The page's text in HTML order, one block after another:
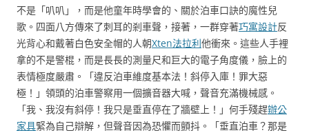
不是「叭叭」，而是他童年時學會的、關於泊車口訣的魔性兒
歌。四面八方傳來了刺耳的剎車聲，接著，一群穿著巧寓設計反
光背心和戴著白色安全帽的人朝Xten法拉利他衝來。這些人手裡
拿的不是警棍，而是長長的測量尺和巨大的電子角度儀，臉上的
表情極度嚴肅。「違反泊車維度基本法！斜停入庫！罪大惡
極！」領頭的泊車警察用一個擴音器大喊，聲音充滿機械感。
「我、我沒有斜停！我只是垂直停在了牆壁上！」何手殘趕辦公
家具緊為自己辯解，但聲音因為恐懼而顫抖。「垂直泊車？那是